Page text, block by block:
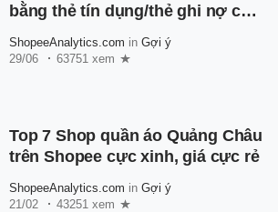
bằng thẻ tín dụng/thẻ ghi nợ cho
ShopeeAnalytics.com in Gợi ý
29/06
63751 xem
Top 7 Shop quần áo Quảng Châu
trên Shopee cực xinh, giá cực rẻ
ShopeeAnalytics.com in Gợi ý
21/02
43251 xem